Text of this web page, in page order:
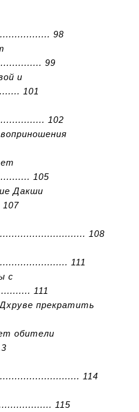
98
99
и
101
102
105
Дакши
108
111
с
111
прекратить
обители
114
115